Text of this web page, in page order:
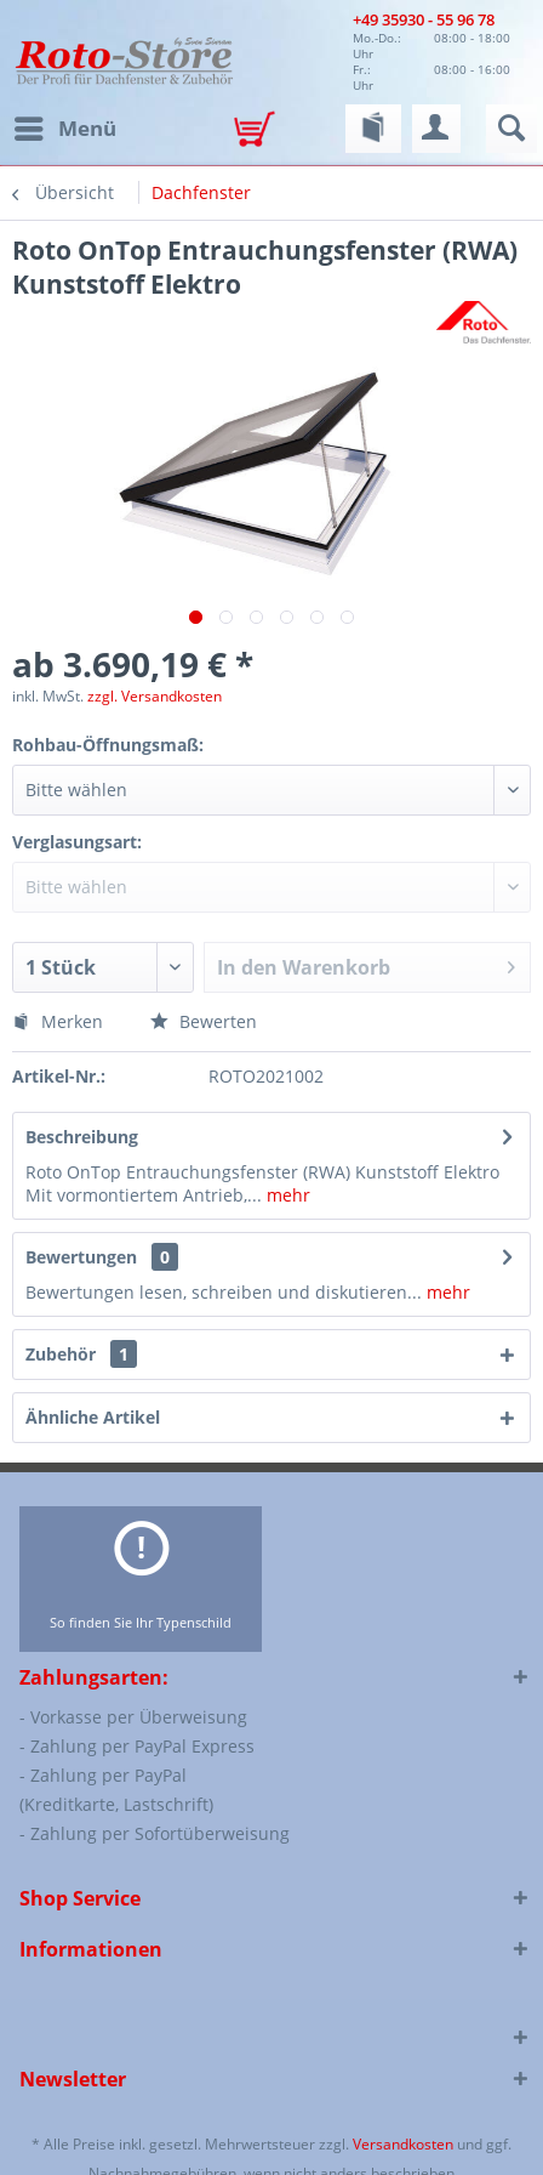
+49 35930 - 55 96 78
Mo.-Do.:
08:00 - 18:00
Uhr
Fr.:
08:00 - 16:00
Uhr
Menü
Übersicht Dachfenster
Roto OnTop Entrauchungsfenster (RWA)
Kunststoff Elektro
ab 3.690,19 € *
inkl. MwSt.zzgl. Versandkosten
Rohbau-Öffnungsmaß:
Verglasungsart:
In den Warenkorb
Merken Bewerten
Artikel-Nr.: ROTO2021002
Beschreibung
Roto OnTop Entrauchungsfenster (RWA) Kunststoff Elektro
Mit vormontiertem Antrieb,... mehr
Bewertungen
0
Bewertungen lesen, schreiben und diskutieren... mehr
Zubehör 1
Ähnliche Artikel
So finden Sie Ihr Typenschild
Zahlungsarten:
- Vorkasse per Überweisung
- Zahlung per PayPal Express
- Zahlung per PayPal
(Kreditkarte, Lastschrift)
- Zahlung per Sofortüberweisung
Shop Service
Informationen
Newsletter
* Alle Preise inkl. gesetzl. Mehrwertsteuer zzgl. Versandkosten und ggf.